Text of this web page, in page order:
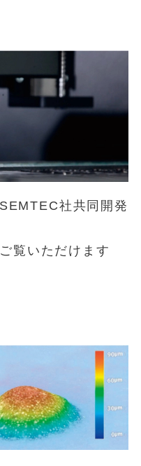
社共同開発
覧いただけます